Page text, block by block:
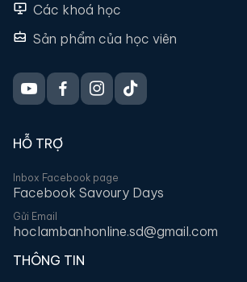
Các khoá học
Sản phẩm của học viên
HỖ TRỢ
Inbox Facebook page
Facebook Savoury Days
Gửi Email
hoclambanhonline.sd@gmail.com
THÔNG TIN